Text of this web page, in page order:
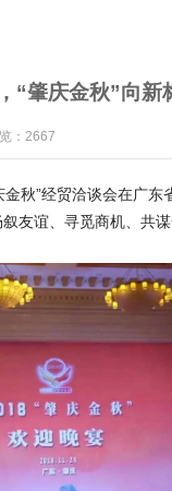
“肇庆金秋”向新
：2667
秋”经贸洽谈会在广东
友谊、寻觅商机、共谋